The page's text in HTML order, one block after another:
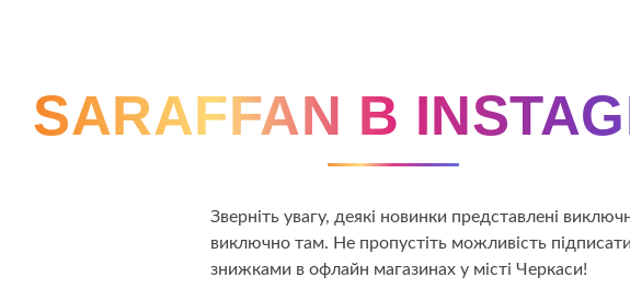
SARAFFAN В
Зверніть увагу, деякі новинки представлені
виключно там. Не пропустіть можливість
знижками в офлайн магазинах у місті Черкаси!